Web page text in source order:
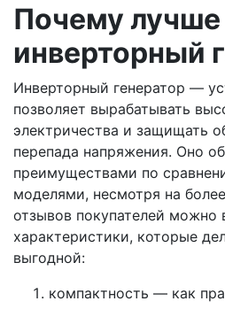
Почему лучше
инверторный
Инверторный генератор —
позволяет вырабатывать
электричества и защищать
перепада напряжения. Оно
преимуществами по
моделями, несмотря на
отзывов покупателей
характеристики, которые
выгодной:
компактность — как